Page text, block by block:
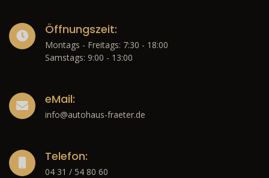
Öffnungszeit:
Montags - Freitags: 7:30 - 18:00
Samstags: 9:00 - 13:00
eMail:
info@autohaus-fraeter.de
Telefon:
04 31 / 54 80 60